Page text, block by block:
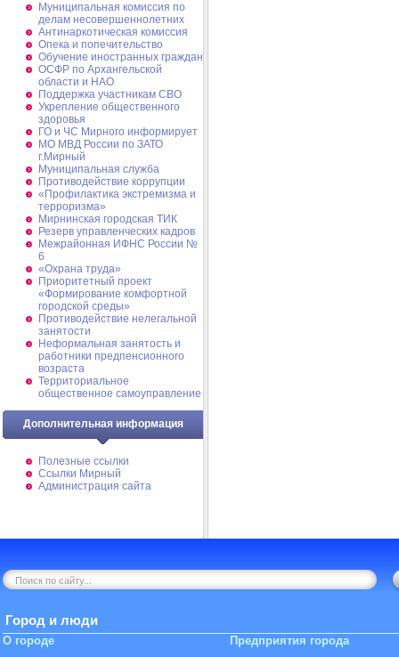
Муниципальная комиссия по
делам несовершеннолетних
Антинаркотическая комиссия
Опека и попечительство
Обучение иностранных граждан
ОСФР по Архангельской
области и НАО
Поддержка участникам СВО
Укрепление общественного
здоровья
ГО и ЧС Мирного информирует
МО МВД России по ЗАТО
г.Мирный
Муниципальная cлужба
Противодействие коррупции
«Профилактика экстремизма и
терроризма»
Мирнинская городская ТИК
Резерв управленческих кадров
Межрайонная ИФНС России №
6
«Охрана труда»
Приоритетный проект
«Формирование комфортной
городской среды»
Противодействие нелегальной
занятости
Неформальная занятость и
работники предпенсионного
возраста
Территориальное
общественное самоуправление
Дополнительная информация
Полезные ссылки
Ссылки Мирный
Администрация сайта
Город и люди
О городе Предприятия города